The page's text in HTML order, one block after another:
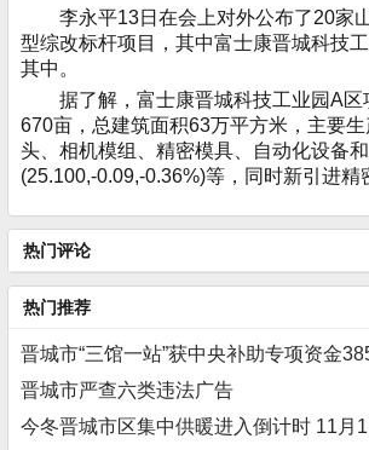
李永平13日在会上对外公布了20家
型综改标杆项目，其中富士康晋城科技
其中。
据了解，富士康晋城科技工业园A区
670亩，总建筑面积63万平方米，主要
头、相机模组、精密模具、自动化设备
(25.100,-0.09,-0.36%)等，同时新引进精
热门评论
热门推荐
晋城市“三馆一站”获中央补助专项资金
晋城市严查六类违法广告
今冬晋城市区集中供暖进入倒计时 11月